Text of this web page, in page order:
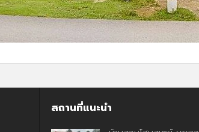
สถานที่แนะนำ